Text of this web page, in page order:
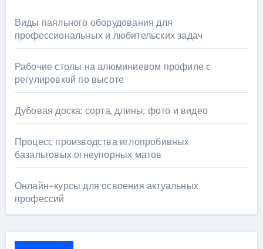
Виды паяльного оборудования для
профессиональных и любительских задач
Рабочие столы на алюминиевом профиле с
регулировкой по высоте
Дубовая доска: сорта, длины, фото и видео
Процесс производства иглопробивных
базальтовых огнеупорных матов
Онлайн-курсы для освоения актуальных
профессий